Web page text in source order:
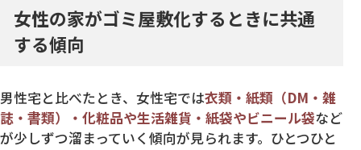
女性の家がゴミ屋敷化するときに共通
する傾向
男性宅と比べたとき、女性宅では衣類・紙類（DM・雑
誌・書類）・化粧品や生活雑貨・紙袋やビニール袋など
が少しずつ溜まっていく傾向が見られます。ひとつひと